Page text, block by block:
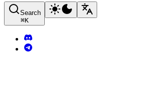
Search
⌘K